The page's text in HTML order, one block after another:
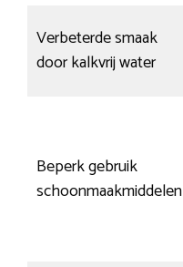
Verbeterde smaak
door kalkvrij water
Beperk gebruik
schoonmaakmiddelen